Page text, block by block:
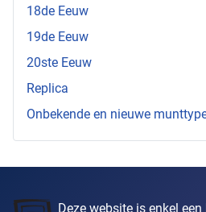
18de Eeuw
19de Eeuw
20ste Eeuw
Replica
Onbekende en nieuwe
Deze website is enkel